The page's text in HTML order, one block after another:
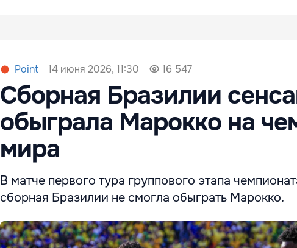
Point 14 июня 2026, 11:30 16 547
Сборная Бразилии
обыграла Марокко на
мира
В матче первого тура группового этапа
сборная Бразилии не смогла обыграть Марокко.